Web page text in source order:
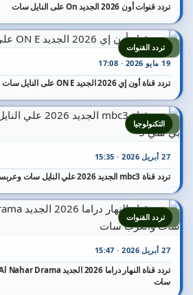
تردد قنوات أون 2026 الجديد On على النايل سات
7
19 مايو 2026 · 17:08
تردد قناة أون إي 2026 الجديد ON E على النايل سات
تردد القنوات
8
27 أبريل 2026 · 15:35
تردد قناة mbc3 الجديد 2026 علي النايل سات وعربسات قناة ام بي سي 3
التكنولوجيا
9
27 أبريل 2026 · 15:47
سات
تردد القنوات